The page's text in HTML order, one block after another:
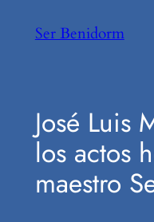
Ser Benidorm
José Luis
los actos
maestro